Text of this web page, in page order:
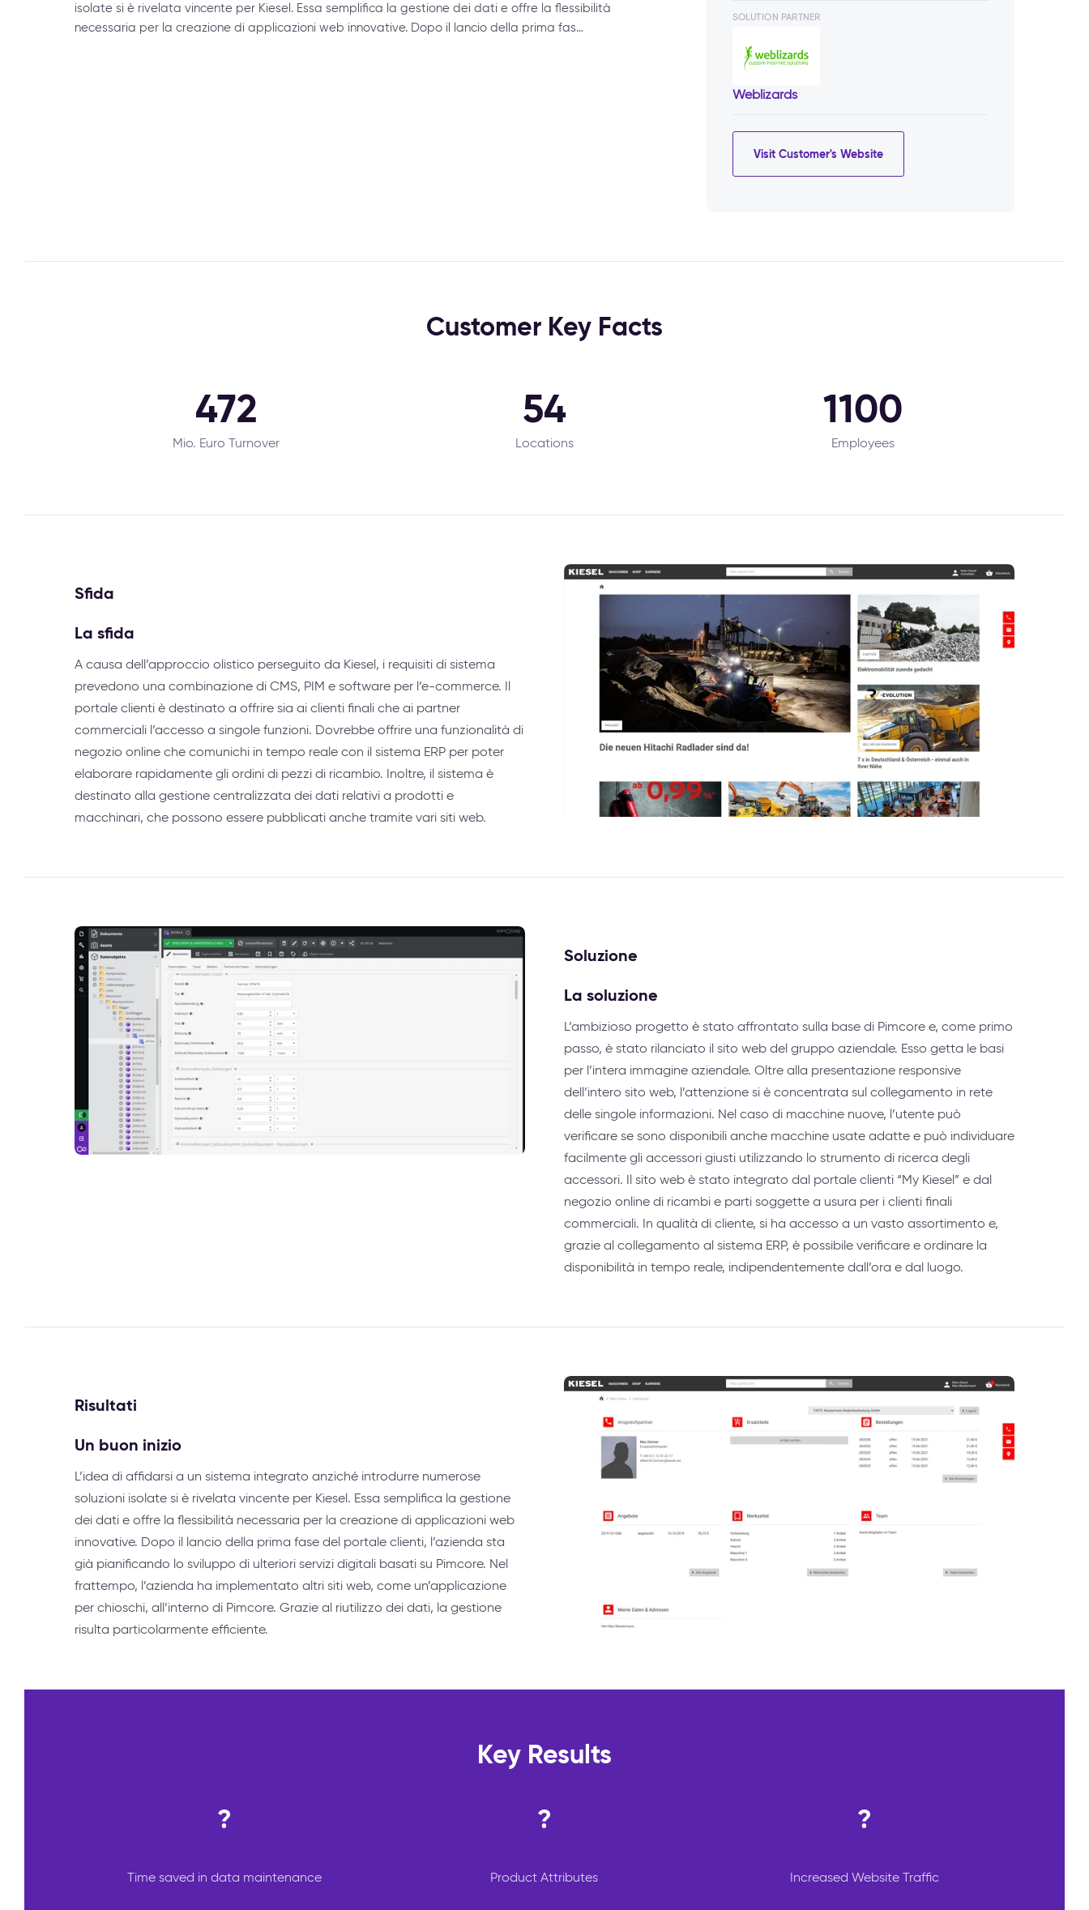
isolate si è rivelata vincente per Kiesel. Essa semplifica la gestione dei dati e offre la flessibilità
necessaria per la creazione di applicazioni web innovative. Dopo il lancio della prima fas…
SOLUTION PARTNER
Weblizards
Visit Customer's Website
Customer Key Facts
472
Mio. Euro Turnover
54
Locations
1100
Employees
Sfida
La sfida
A causa dell’approccio olistico perseguito da Kiesel, i requisiti di sistema
prevedono una combinazione di CMS, PIM e software per l’e-commerce. Il
portale clienti è destinato a offrire sia ai clienti finali che ai partner
commerciali l’accesso a singole funzioni. Dovrebbe offrire una funzionalità di
negozio online che comunichi in tempo reale con il sistema ERP per poter
elaborare rapidamente gli ordini di pezzi di ricambio. Inoltre, il sistema è
destinato alla gestione centralizzata dei dati relativi a prodotti e
macchinari, che possono essere pubblicati anche tramite vari siti web.
Soluzione
La soluzione
L’ambizioso progetto è stato affrontato sulla base di Pimcore e, come primo
passo, è stato rilanciato il sito web del gruppo aziendale. Esso getta le basi
per l’intera immagine aziendale. Oltre alla presentazione responsive
dell’intero sito web, l’attenzione si è concentrata sul collegamento in rete
delle singole informazioni. Nel caso di macchine nuove, l’utente può
verificare se sono disponibili anche macchine usate adatte e può individuare
facilmente gli accessori giusti utilizzando lo strumento di ricerca degli
accessori. Il sito web è stato integrato dal portale clienti “My Kiesel” e dal
negozio online di ricambi e parti soggette a usura per i clienti finali
commerciali. In qualità di cliente, si ha accesso a un vasto assortimento e,
grazie al collegamento al sistema ERP, è possibile verificare e ordinare la
disponibilità in tempo reale, indipendentemente dall’ora e dal luogo.
Risultati
Un buon inizio
L’idea di affidarsi a un sistema integrato anziché introdurre numerose
soluzioni isolate si è rivelata vincente per Kiesel. Essa semplifica la gestione
dei dati e offre la flessibilità necessaria per la creazione di applicazioni web
innovative. Dopo il lancio della prima fase del portale clienti, l’azienda sta
già pianificando lo sviluppo di ulteriori servizi digitali basati su Pimcore. Nel
frattempo, l’azienda ha implementato altri siti web, come un’applicazione
per chioschi, all’interno di Pimcore. Grazie al riutilizzo dei dati, la gestione
risulta particolarmente efficiente.
Key Results
?
Time saved in data maintenance
?
Product Attributes
?
Increased Website Traffic